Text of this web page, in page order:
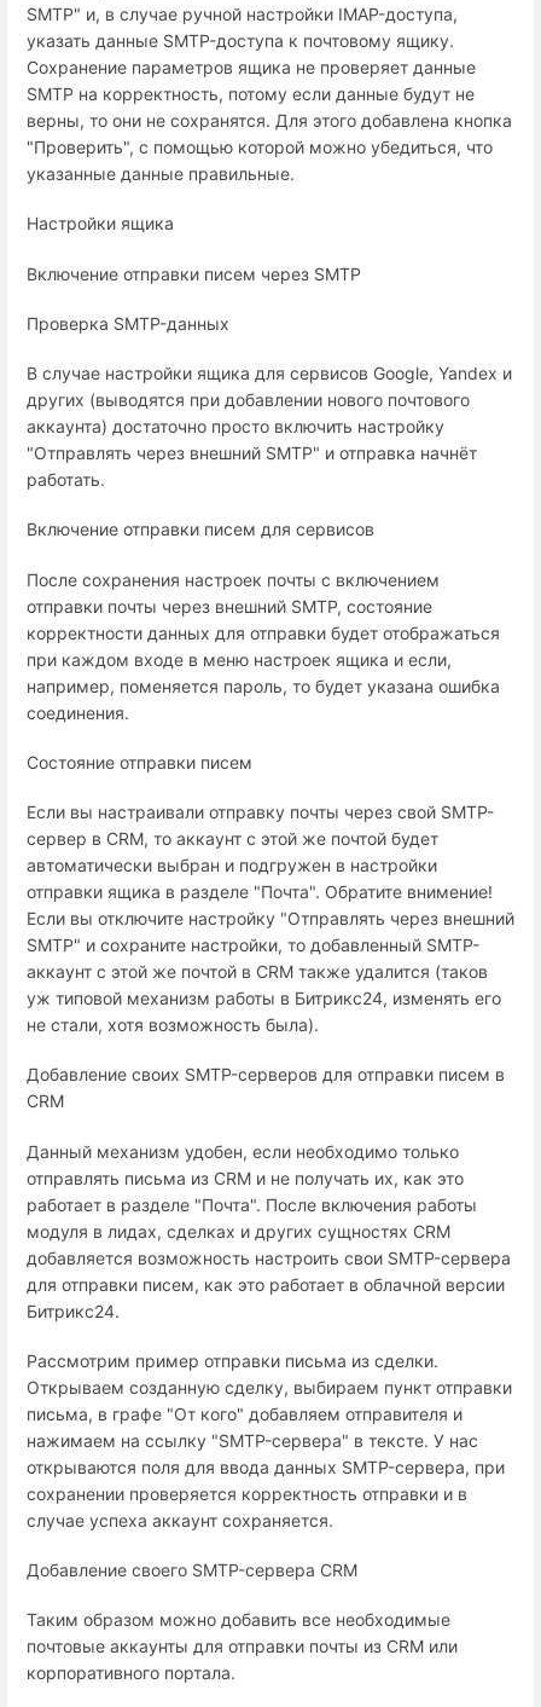
SMTP" и, в случае ручной настройки IMAP-доступа,
указать данные SMTP-доступа к почтовому ящику.
Сохранение параметров ящика не проверяет данные
SMTP на корректность, потому если данные будут не
верны, то они не сохранятся. Для этого добавлена кнопка
"Проверить", с помощью которой можно убедиться, что
указанные данные правильные.
Настройки ящика
Включение отправки писем через SMTP
Проверка SMTP-данных
В случае настройки ящика для сервисов Google, Yandex и
других (выводятся при добавлении нового почтового
аккаунта) достаточно просто включить настройку
"Отправлять через внешний SMTP" и отправка начнёт
работать.
Включение отправки писем для сервисов
После сохранения настроек почты с включением
отправки почты через внешний SMTP, состояние
корректности данных для отправки будет отображаться
при каждом входе в меню настроек ящика и если,
например, поменяется пароль, то будет указана ошибка
соединения.
Состояние отправки писем
Если вы настраивали отправку почты через свой SMTP-
сервер в CRM, то аккаунт с этой же почтой будет
автоматически выбран и подгружен в настройки
отправки ящика в разделе "Почта". Обратите внимение!
Если вы отключите настройку "Отправлять через внешний
SMTP" и сохраните настройки, то добавленный SMTP-
аккаунт с этой же почтой в CRM также удалится (таков
уж типовой механизм работы в Битрикс24, изменять его
не стали, хотя возможность была).
Добавление своих SMTP-серверов для отправки писем в
CRM
Данный механизм удобен, если необходимо только
отправлять письма из CRM и не получать их, как это
работает в разделе "Почта". После включения работы
модуля в лидах, сделках и других сущностях CRM
добавляется возможность настроить свои SMTP-сервера
для отправки писем, как это работает в облачной версии
Битрикс24.
Рассмотрим пример отправки письма из сделки.
Открываем созданную сделку, выбираем пункт отправки
письма, в графе "От кого" добавляем отправителя и
нажимаем на ссылку "SMTP-сервера" в тексте. У нас
открываются поля для ввода данных SMTP-сервера, при
сохранении проверяется корректность отправки и в
случае успеха аккаунт сохраняется.
Добавление своего SMTP-сервера CRM
Таким образом можно добавить все необходимые
почтовые аккаунты для отправки почты из CRM или
корпоративного портала.